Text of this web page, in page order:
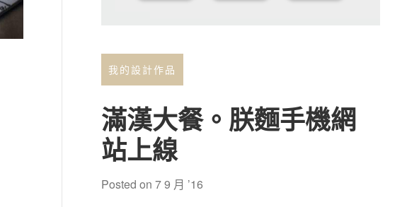
我的設計作品
滿漢大餐。朕麵手機網
站上線
Posted on7 9 月 ’16